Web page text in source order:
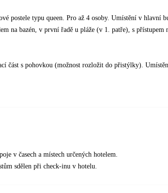
postele typu queen. Pro až 4 osoby. Umístění v hlavní
na bazén, v první řadě u pláže (v 1. patře), s přístupem
část s pohovkou (možnost rozložit do přistýlky).
v časech a místech určených hotelem.
sdělen při check-inu v hotelu.